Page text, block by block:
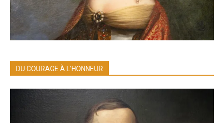
DU COURAGE À L’HONNEUR